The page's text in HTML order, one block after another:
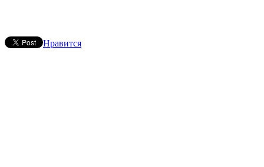
Нравится